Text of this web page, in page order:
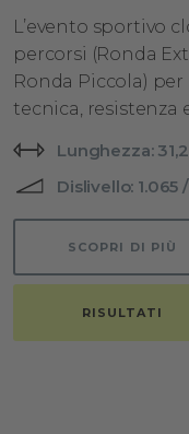
L’evento sportivo
percorsi (Ronda
Ronda Piccola)
tecnica, resistenza
Lunghezza:
Dislivello:
SCOPRI DI PIÙ
RISULTATI